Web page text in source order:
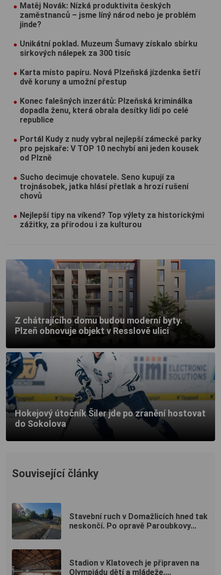
Matěj Novák: Nízká produktivita českých
zaměstnanců – jsme líný národ nebo je problém
jinde?
Unikátní poklad. Muzeum Šumavy získalo sbírku
sirkových nálepek za 300 tisíc
Karta místo papíru. Nová Plzeňská jízdenka šetří
dvě koruny a umožní přestup
Konec falešných inzerátů: Plzeňská kriminálka
dopadla ženu, která obrala desítky lidí po celé
republice
Portál Kudy z nudy vybral nejlepší zámecké parky
pro pejskaře: V TOP 10 nechybí ani jeden kousek
od Plzně
Sucho decimuje chovatele. Seno kupují za
trojnásobek, jatka hlásí přetlak a hrozí rušení
chovů
Nejlepší tipy na víkend? Top výlety za historickými
zážitky, za přírodou i za kulturou
Z chátrajícího domu budou moderní byty.
Plzeň obnovuje objekt v Resslově ulici
Hokejový útočník Šiler jde po zranění hostovat
do Sokolova
Související články
Stavební ruch v Domažlicích hned tak
neskončí. Po opravě Paroubkovy...
Stadion v Klatovech je připraven na
Olympiádu dětí a mládeže....